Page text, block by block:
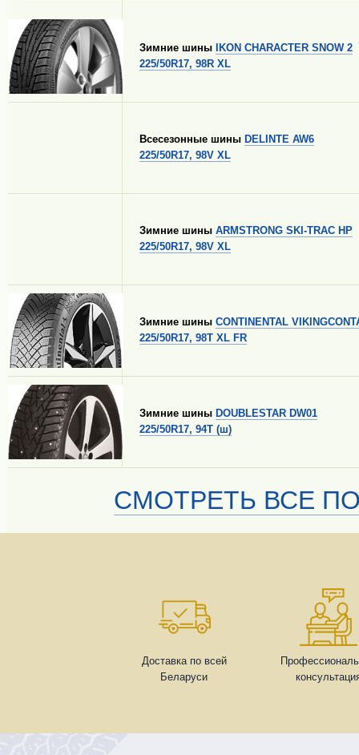
Зимние шины
IKON CHARACTER SNOW 2
225/50R17, 98R XL
Всесезонные шины DELINTE AW6
225/50R17, 98V XL
Зимние шины ARMSTRONG SKI-TRAC HP
225/50R17, 98V XL
Зимние шины CONTINENTAL
225/50R17, 98T XL FR
Зимние шины DOUBLESTAR DW01
225/50R17, 94T (ш)
СМОТРЕТЬ ВСЕ
Доставка по всей
Беларуси